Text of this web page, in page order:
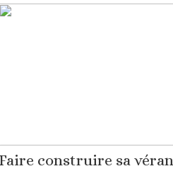
Faire construire sa